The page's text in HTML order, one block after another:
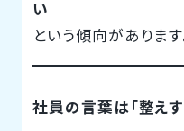
い
という傾向があります
社員の言葉は「整え